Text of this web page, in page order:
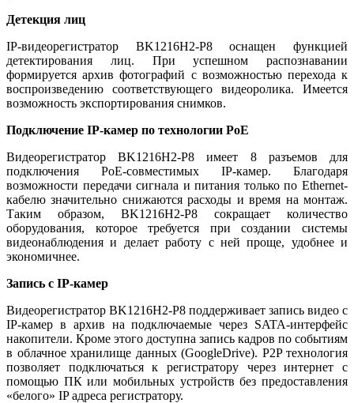
Детекция лиц
IP-видеорегистратор BK1216H2-P8 оснащен функцией
детектирования лиц. При успешном распознавании
формируется архив фотографий с возможностью перехода к
воспроизведению соответствующего видеоролика. Имеется
возможность экспортирования снимков.
Подключение IP-камер по технологии PoE
Видеорегистратор BK1216H2-P8 имеет 8 разъемов для
подключения PoE-совместимых IP-камер. Благодаря
возможности передачи сигнала и питания только по Ethernet-
кабелю значительно снижаются расходы и время на монтаж.
Таким образом, BK1216H2-P8 сокращает количество
оборудования, которое требуется при создании системы
видеонаблюдения и делает работу с ней проще, удобнее и
экономичнее.
Запись с IP-камер
Видеорегистратор BK1216H2-P8 поддерживает запись видео с
IP-камер в архив на подключаемые через SATA-интерфейс
накопители. Кроме этого доступна запись кадров по событиям
в облачное хранилище данных (GoogleDrive). P2P технология
позволяет подключаться к регистратору через интернет с
помощью ПК или мобильных устройств без предоставления
«белого» IP адреса регистратору.